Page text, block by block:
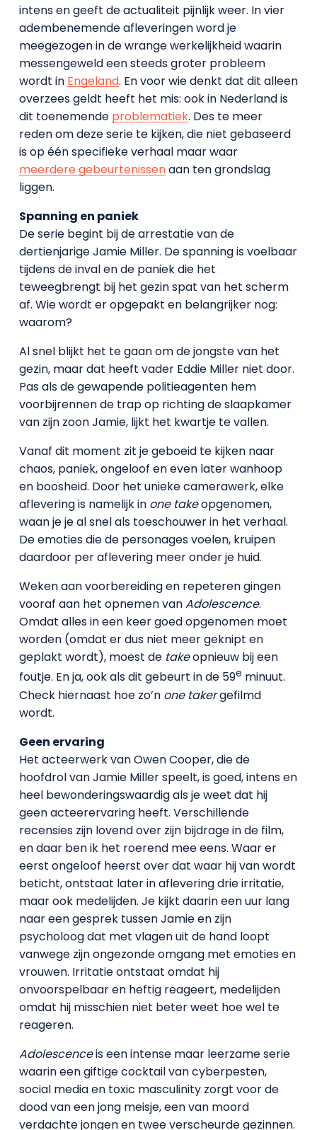
intens en geeft de actualiteit pijnlijk weer. In vier
adembenemende afleveringen word je
meegezogen in de wrange werkelijkheid waarin
messengeweld een steeds groter probleem
wordt in Engeland. En voor wie denkt dat dit alleen
overzees geldt heeft het mis: ook in Nederland is
dit toenemende problematiek. Des te meer
reden om deze serie te kijken, die niet gebaseerd
is op één specifieke verhaal maar waar
meerdere gebeurtenissenaan ten grondslag
liggen.
Spanning en paniek
De serie begint bij de arrestatie van de
dertienjarige Jamie Miller. De spanning is voelbaar
tijdens de inval en de paniek die het
teweegbrengt bij het gezin spat van het scherm
af. Wie wordt er opgepakt en belangrijker nog:
waarom?
Al snel blijkt het te gaan om de jongste van het
gezin, maar dat heeft vader Eddie Miller niet door.
Pas als de gewapende politieagenten hem
voorbijrennen de trap op richting de slaapkamer
van zijn zoon Jamie, lijkt het kwartje te vallen.
Vanaf dit moment zit je geboeid te kijken naar
chaos, paniek, ongeloof en even later wanhoop
en boosheid. Door het unieke camerawerk, elke
aflevering is namelijk in one takeopgenomen,
waan je je al snel als toeschouwer in het verhaal.
De emoties die de personages voelen, kruipen
daardoor per aflevering meer onder je huid.
Weken aan voorbereiding en repeteren gingen
vooraf aan het opnemen vanAdolescence.
Omdat alles in een keer goed opgenomen moet
worden (omdat er dus niet meer geknipt en
geplakt wordt), moest de takeopnieuw bij een
foutje. En ja, ook als dit gebeurt in de 59e minuut.
Check hiernaast hoe zo’n one takergefilmd
wordt.
Geen ervaring
Het acteerwerk van Owen Cooper, die de
hoofdrol van Jamie Miller speelt, is goed, intens en
heel bewonderingswaardig als je weet dat hij
geen acteerervaring heeft. Verschillende
recensies zijn lovend over zijn bijdrage in de film,
en daar ben ik het roerend mee eens. Waar er
eerst ongeloof heerst over dat waar hij van wordt
beticht, ontstaat later in aflevering drie irritatie,
maar ook medelijden. Je kijkt daarin een uur lang
naar een gesprek tussen Jamie en zijn
psycholoog dat met vlagen uit de hand loopt
vanwege zijn ongezonde omgang met emoties en
vrouwen. Irritatie ontstaat omdat hij
onvoorspelbaar en heftig reageert, medelijden
omdat hij misschien niet beter weet hoe wel te
reageren.
Adolescenceis een intense maar leerzame serie
waarin een giftige cocktail van cyberpesten,
social media en toxic masculinity zorgt voor de
dood van een jong meisje, een van moord
verdachte jongen en twee verscheurde gezinnen.